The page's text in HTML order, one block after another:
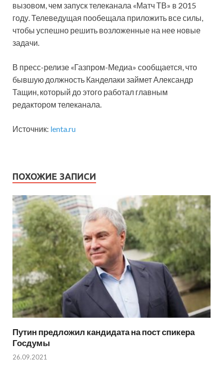
вызовом, чем запуск телеканала «Матч ТВ» в 2015
году. Телеведущая пообещала приложить все силы,
чтобы успешно решить возложенные на нее новые
задачи.
В пресс-релизе «Газпром-Медиа» сообщается, что
бывшую должность Канделаки займет Александр
Тащин, который до этого работал главным
редактором телеканала.
Источник: lenta.ru
ПОХОЖИЕ ЗАПИСИ
Путин предложил кандидата на пост спикера
Госдумы
26.09.2021